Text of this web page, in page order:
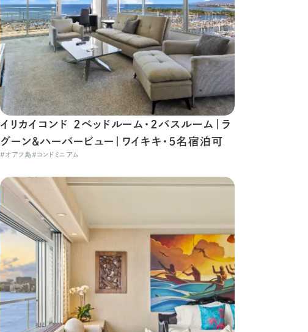
イリカイコンド 2ベッドルーム・2バスルーム｜ラ
グーン＆ハーバービュー｜ワイキキ・5名宿泊可
#オアフ島#コンドミニアム